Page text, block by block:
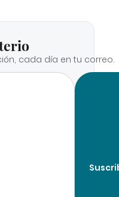
cada día en tu correo.